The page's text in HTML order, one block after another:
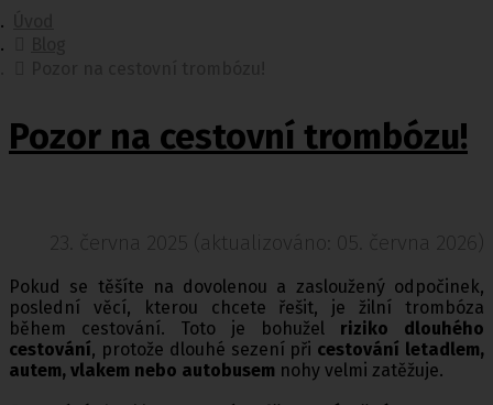
Pozor na cestovní trombózu!
23. června 2025 (aktualizováno: 05. června 2026)
Pokud se těšíte na dovolenou a zasloužený odpočinek,
poslední věcí, kterou chcete řešit, je žilní trombóza
během cestování. Toto je bohužel riziko dlouhého
cestování, protože dlouhé sezení při cestování letadlem,
autem, vlakem nebo autobusem nohy velmi zatěžuje.